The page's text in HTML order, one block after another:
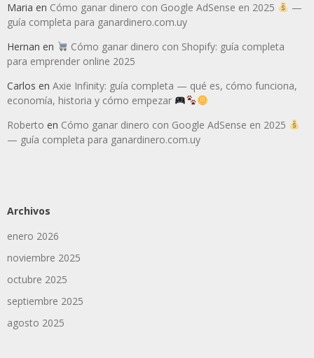
Maria en Cómo ganar dinero con Google AdSense en 2025
—
guía completa para ganardinero.com.uy
Hernan en
Cómo ganar dinero con Shopify: guía completa
para emprender online 2025
Carlos en Axie Infinity: guía completa — qué es, cómo funciona,
economía, historia y cómo empezar
Roberto en Cómo ganar dinero con Google AdSense en 2025
— guía completa para ganardinero.com.uy
Archivos
enero 2026
noviembre 2025
octubre 2025
septiembre 2025
agosto 2025